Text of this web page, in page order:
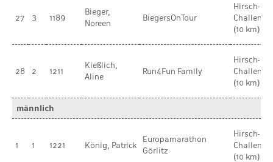
27 3 1189
Bieger,
Noreen
BiegersOnTour
Hirsch-
Challenge
(10 km)
28 2 1211
Kießlich,
Aline
Run4Fun Family
Hirsch-
Challenge
(10 km)
männlich
1 1 1221 König, Patrick
Europamarathon
Görlitz
Hirsch-
Challenge
(10 km)